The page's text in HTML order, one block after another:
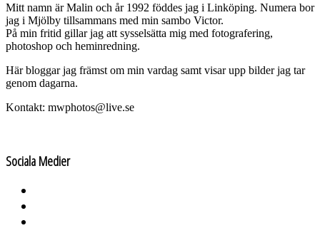
Mitt namn är Malin och år 1992 föddes jag i Linköping. Numera bor
jag i Mjölby tillsammans med min sambo Victor.
På min fritid gillar jag att sysselsätta mig med fotografering,
photoshop och heminredning.
Här bloggar jag främst om min vardag samt visar upp bilder jag tar
genom dagarna.
Kontakt: mwphotos@live.se
Sociala Medier